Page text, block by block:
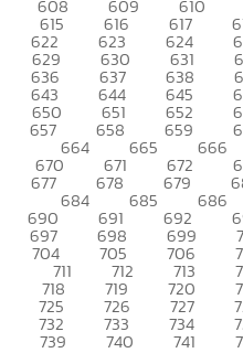
608 609 610
615 616 617
622 623 624
629 630 631
636 637 638
643 644 645
650 651 652
657 658 659
664 665 666
670 671 672
677 678 679
684 685 686
690 691 692
697 698 699
704 705 706
711 712 713
718 719 720
725 726 727
732 733 734
739 740 741